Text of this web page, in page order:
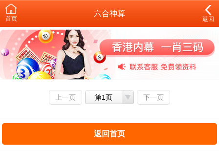
首页
六合神算
返回
上一页 第1页 下一页
返回首页